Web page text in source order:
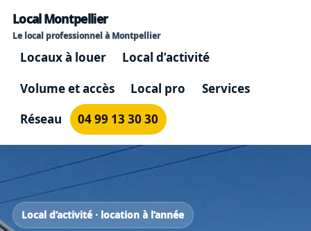
Local Montpellier
Le local professionnel à Montpellier
Locaux à louer
Local d’activité
Volume et accès
Local pro
Services
Réseau
04 99 13 30 30
Local d’activité · location à l’année